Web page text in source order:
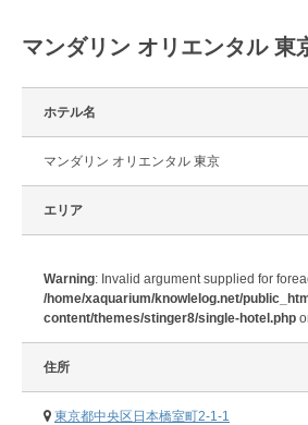
マンダリン オリエンタル 東
ホテル名
マンダリン オリエンタル 東京
エリア
Warning: Invalid argument supplied for
/home/xaquarium/knowlelog.net/
content/themes/stinger8/single-hotel.php
住所
東京都中央区日本橋室町2-1-1